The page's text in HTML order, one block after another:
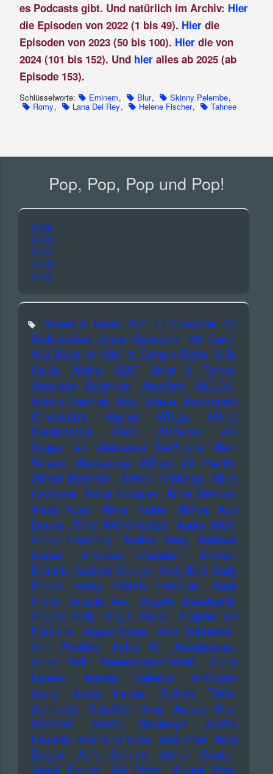
es Podcasts gibt. Und natürlich im Archiv: Hier
die Episoden von 2022 (1 bis 49). Hierdie
Episoden von 2023 (50 bis 100). Hier die von
2024 (101 bis 152). Und hier alles ab 2025 (ab
Episode 153).
Schlüsselworte: Eminem, Blur, Skinny Pelembe,
Romy, Lana Del Rey, Helene Fischer, Tahnee
Pop, Pop, Pop und Pop!
2026
2025
2024
2023
2022
Sweat & Tears !K7 11 Freunde 40
Sekunden ohne Gewicht 50 Cent
102 Boyz 01099 A Certain Ratio A.G.
Cook
Abba ABC
Abor & Tynna
Absolute Beginner Abwärts AC/DC
Achim Reichel Ada Adele Advanced
Chemistry
Afghan Whigs
Afrika
Bambaataa
Afrob Afroman
AG
Geige
Air Alabaster DePlume
Alan
Wilson Alexandra Alfred 23 Harth
Alfred Brendel Alfred Hilsberg
Alice
Coltrane Alice Cooper Alice Merton
Alicia Keys Alma Naidu
Althea And
Donna Amy Winehouse Andre 3000
Andre Herzberg
Andrea Berg
Andreas
Dorau
Andreas Gabalier
Andrew
Eldritch Andrew Vachss Andy Bell Andy
Brings
Andy Fletch Fletcher
Andy
Smith
Angela Aux
Angelo Branduardi
Angelo Kelly
Angie Stone
Angine de
Poitrine Angus Stone Anja Schneider
Ann Peebles
AnNa R.
Annahstasia
Anne Will
Annenmaykantereit
Annie
Lennox
Anreas Gabalier
Antilopen
Gang
Anton Karras Aphex Twin
Aphrodite Apsilon Arca Arcade Fire
Archive Arctic Monkeys
Aretha
Franklin Ariana Grande Ariel Pink Arnd
Zeigler
Arno Schmitt
Arthur Gunter
Astrid Sonne
Axl Rose Azure Ray